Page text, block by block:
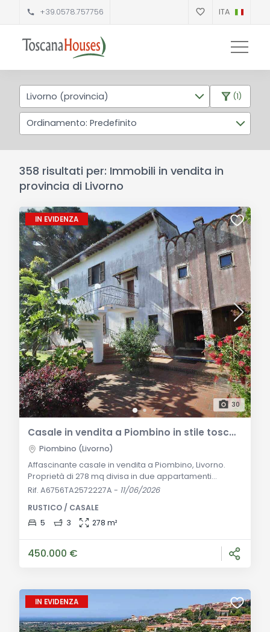
+39.0578.757756 ITA
Livorno (provincia) (1)
Ordinamento: Predefinito
358 risultati per: Immobili in vendita in
provincia di Livorno
IN EVIDENZA
30
Casale in vendita a Piombino in stile toscano
Piombino (Livorno)
Affascinante casale in vendita a Piombino, Livorno.
Proprietà di 278 mq divisa in due appartamenti
indipendenti con parco di 2800 mq, a soli 5 km dal
fotovoltaico. Descrizione Generale Immersa nella
quiete suggestiva della campagna toscana e
affascinante casa
Rif. A6756TA2572227A - 11/06/2026
RUSTICO / CASALE
5
3 278 m²
450.000 €
IN EVIDENZA